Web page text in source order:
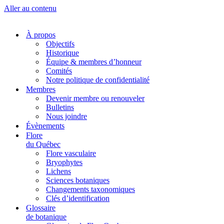
Aller au contenu
À propos
Objectifs
Historique
Équipe & membres d’honneur
Comités
Notre politique de confidentialité
Membres
Devenir membre ou renouveler
Bulletins
Nous joindre
Évènements
Flore
du Québec
Flore vasculaire
Bryophytes
Lichens
Sciences botaniques
Changements taxonomiques
Clés d’identification
Glossaire
de botanique